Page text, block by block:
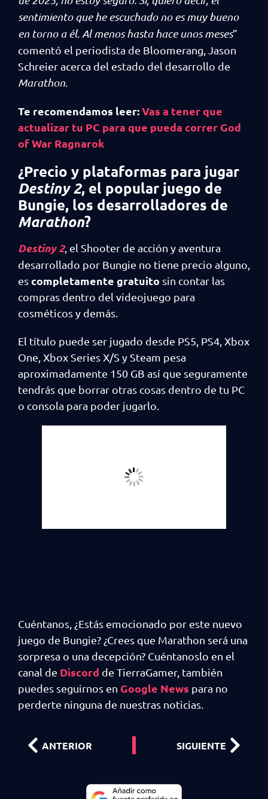
sentimiento que he escuchado no es muy bueno
en torno a él. Al menos hasta hace unos meses”
comentó el periodista de Bloomerang, Jason
Schreier acerca del estado del desarrollo de
Marathon
Te recomendamos leer:Vas a tener que
actualizar tu PC para que pueda correr God
of War Ragnarok
¿Precio y plataformas para jugar
Destiny 2, el popular juego de
Bungie, los desarrolladores de
Marathon?
Destiny 2, el Shooter de acción y aventura
desarrollado por Bungie no tiene precio alguno,
escompletamente gratuito sin contar las
compras dentro del videojuego para
cosméticos y demás.
El título puede ser jugado desde PS5, PS4, Xbox
One, Xbox Series X/S y Steam pesa
aproximadamente 150 GB así que seguramente
tendrás que borrar otras cosas dentro de tu PC
o consola para poder jugarlo.
Cuéntanos, ¿Estás emocionado por este nuevo
juego de Bungie? ¿Crees que Marathon será una
sorpresa o una decepción? Cuéntanoslo en el
canal de Discord de TierraGamer, también
puedes seguirnos en Google News para no
perderte ninguna de nuestras noticias.
ANTERIOR SIGUIENTE